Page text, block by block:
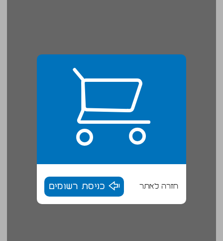
חזרה לאתר כניסת רשומים